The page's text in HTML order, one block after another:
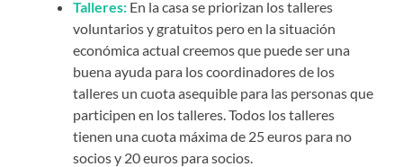
Talleres: En la casa se priorizan los talleres
voluntarios y gratuitos pero en la situación
económica actual creemos que puede ser una
buena ayuda para los coordinadores de los
talleres un cuota asequible para las personas que
participen en los talleres. Todos los talleres
tienen una cuota máxima de 25 euros para no
socios y 20 euros para socios.